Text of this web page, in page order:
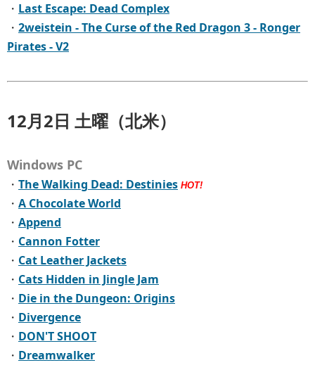
・ Last Escape: Dead Complex
・ 2weistein - The Curse of the Red Dragon 3 - Ronger
Pirates - V2
12月2日 土曜（北米）
Windows PC
・ The Walking Dead: Destinies HOT!
・ A Chocolate World
・ Append
・ Cannon Fotter
・ Cat Leather Jackets
・ Cats Hidden in Jingle Jam
・ Die in the Dungeon: Origins
・ Divergence
・ DON'T SHOOT
・ Dreamwalker